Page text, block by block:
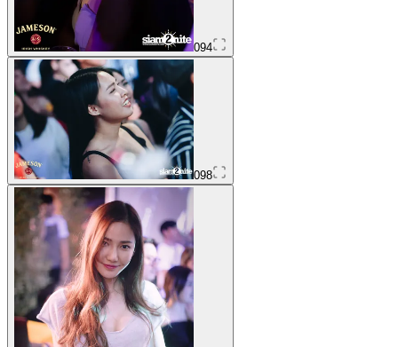
094
098